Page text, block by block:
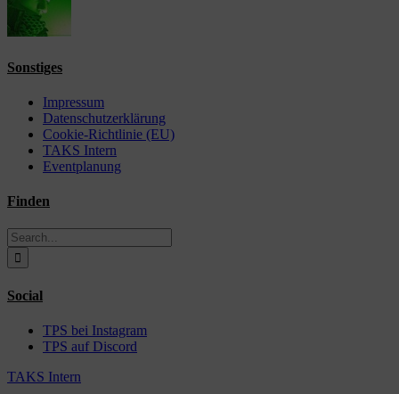
Sonstiges
Impressum
Datenschutzerklärung
Cookie-Richtlinie (EU)
TAKS Intern
Eventplanung
Finden
Search
for:
Social
TPS bei Instagram
TPS auf Discord
TAKS Intern